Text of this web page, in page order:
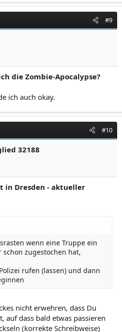
#9
die Zombie-Apocalypse?
ich auch okay.
#10
32188
in Dresden - aktueller
wenn eine Truppe ein
zugestochen hat,
rufen (lassen) und dann
nicht erwehren, dass Du
auf dass bald etwas passieren
(korrekte Schreibweise)